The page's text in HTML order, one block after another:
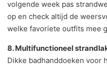
volgende week pas
op en check altijd de
welke favoriete outfits mee
8. Multifunctioneel
Dikke badhanddoeken voor